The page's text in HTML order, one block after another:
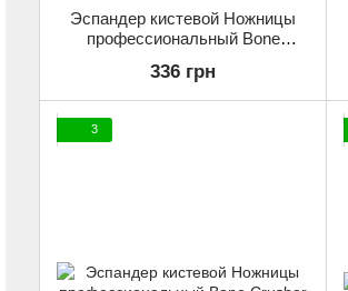
Эспандер кистевой Ножницы
профессиональный Bone
нагрузка 68кг
336 грн
3